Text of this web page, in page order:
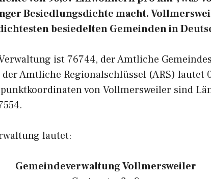
Besiedlungsdichte macht.
besiedelten Gemeinden in
ist 76744, der Amtliche
Amtliche Regionalschlüssel (ARS) lautet
von Vollmersweiler sind
lautet:
Gemeindeverwaltung Vollmersweiler